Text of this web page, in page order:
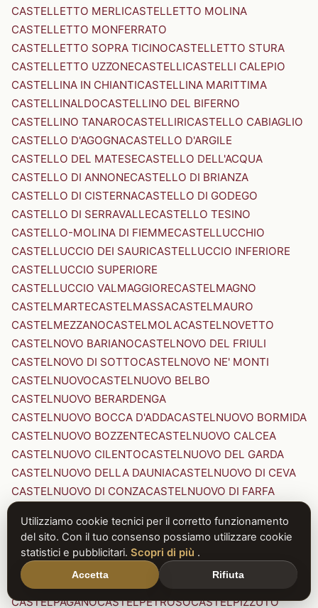
CASTELLETTO MERLICASTELLETTO MOLINA
CASTELLETTO MONFERRATO
CASTELLETTO SOPRA TICINOCASTELLETTO STURA
CASTELLETTO UZZONECASTELLICASTELLI CALEPIO
CASTELLINA IN CHIANTICASTELLINA MARITTIMA
CASTELLINALDOCASTELLINO DEL BIFERNO
CASTELLINO TANAROCASTELLIRICASTELLO CABIAGLIO
CASTELLO D'AGOGNACASTELLO D'ARGILE
CASTELLO DEL MATESECASTELLO DELL'ACQUA
CASTELLO DI ANNONECASTELLO DI BRIANZA
CASTELLO DI CISTERNACASTELLO DI GODEGO
CASTELLO DI SERRAVALLECASTELLO TESINO
CASTELLO-MOLINA DI FIEMMECASTELLUCCHIO
CASTELLUCCIO DEI SAURICASTELLUCCIO INFERIORE
CASTELLUCCIO SUPERIORE
CASTELLUCCIO VALMAGGIORECASTELMAGNO
CASTELMARTECASTELMASSACASTELMAURO
CASTELMEZZANOCASTELMOLACASTELNOVETTO
CASTELNOVO BARIANOCASTELNOVO DEL FRIULI
CASTELNOVO DI SOTTOCASTELNOVO NE' MONTI
CASTELNUOVOCASTELNUOVO BELBO
CASTELNUOVO BERARDENGA
CASTELNUOVO BOCCA D'ADDACASTELNUOVO BORMIDA
CASTELNUOVO BOZZENTECASTELNUOVO CALCEA
CASTELNUOVO CILENTOCASTELNUOVO DEL GARDA
CASTELNUOVO DELLA DAUNIACASTELNUOVO DI CEVA
CASTELNUOVO DI CONZACASTELNUOVO DI FARFA
CASTELNUOVO DI PORTO CASTELNUOVO DON BOSCO
CASTELNUOVO MAGRACASTELNUOVO NIGRA
CASTELNUOVO PARANOCASTELNUOVO RANGONE
CASTELNUOVO SCRIVIA
CASTELNUOVO VAL DI CECINA
CASTELPAGANOCASTELPETROSOCASTELPIZZUTO
Utilizziamo cookie tecnici per il corretto funzionamento
del sito. Con il tuo consenso possiamo utilizzare cookie
statistici e pubblicitari. Scopri di più .
Accetta Rifiuta